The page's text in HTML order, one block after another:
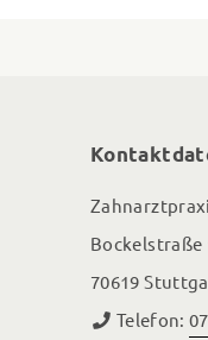
Bockelstraße
70619
Telefon: